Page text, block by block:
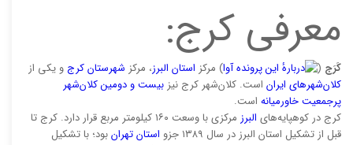
معرفی کرج:
کَرَج ( آوا) مرکز استان البرز، مرکز شهرستان کرج و یکی از
کلان‌شهرهای ایران است. کلان‌شهر کرج نیزبیست و دومین کلان‌شهر
پرجمعیت خاورمیانه است.
کرج در کوهپایه‌های البرز
مرکزی با وسعت ۱۶۰ کیلومتر مربع قرار دارد. کرج تا
قبل از تشکیل استان البرز در سال ۱۳۸۹ جزو
استان تهرانبود؛ با تشکیل